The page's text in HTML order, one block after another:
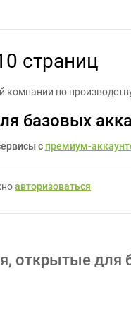
страниц
по
базовых
с премиум-
авторизоваться
открытые для